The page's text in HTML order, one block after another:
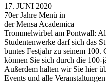
17. JUNI 2020
70er Jahre Menü in
der Mensa Academica
Trommelwirbel am Pontwall:
Studentenwerke darf sich das
buntes Festjahr zu seinem 100.
können Sie sich durch die 100-
Außerdem halten wir Sie hier
Events und alle